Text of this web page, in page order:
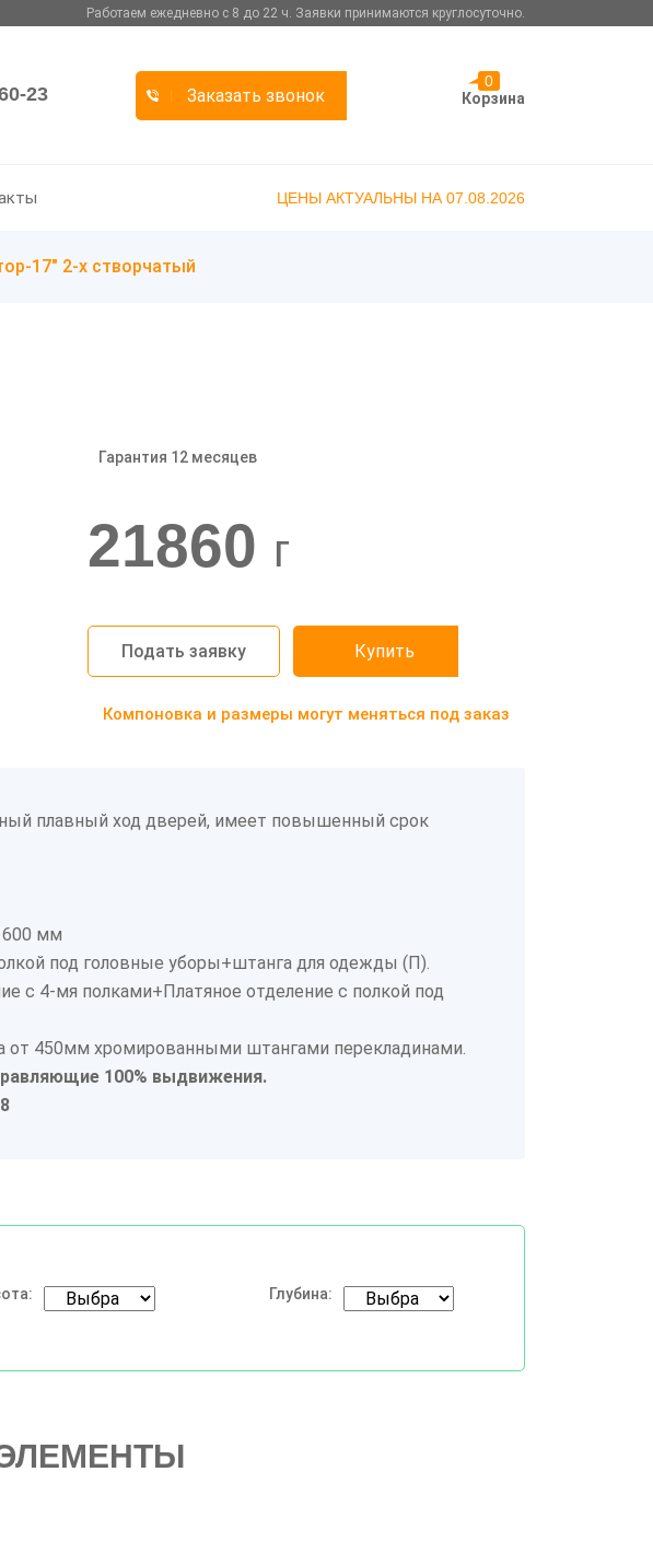
Работаем ежедневно с 8 до 22 ч. Заявки принимаются круглосуточно.
23 Заказать звонок
0
Корзина
ЦЕНЫ АКТУАЛЬНЫ НА 07.08.2026
17" 2-х створчатый
Гарантия 12 месяцев
21860 г
Подать заявку Купить
Компоновка и размеры могут меняться под заказ
плавный ход дверей, имеет повышенный срок
600 мм
под головные уборы+штанга для одежды (П).
с 4-мя полками+Платяное отделение с полкой под
450мм хромированными штангами перекладинами.
100% выдвижения.
Глубина: